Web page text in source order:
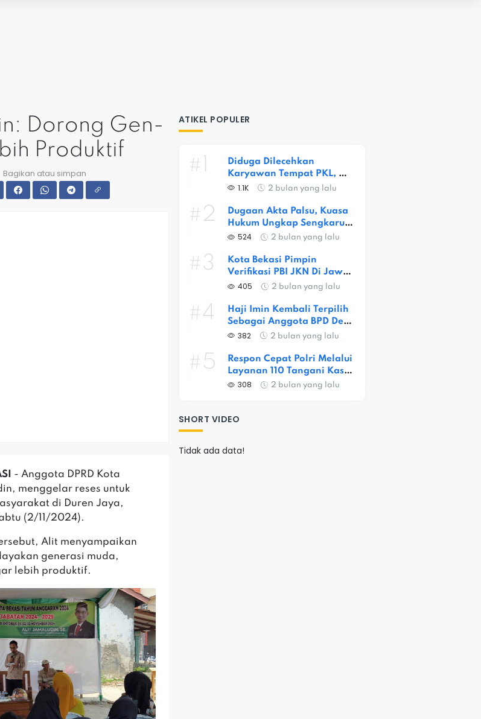
Dorong Gen-
Produktif
Bagikan atau simpan
- Anggota DPRD Kota
menggelar reses untuk
di Duren Jaya,
(2/11/2024).
Alit menyampaikan
generasi muda,
lebih produktif.
ATIKEL POPULER
#1
Diduga Dilecehkan
Karyawan Tempat PKL,
Siswi SMKN 1 Kota Bekasi
1.1K 2 bulan yang lalu
#2
Dugaan Akta Palsu, Kuasa
Hukum Ungkap Sengkarut
Lahan Ceger
524 2 bulan yang lalu
#3
Kota Bekasi Pimpin
Verifikasi PBI JKN Di Jawa
Barat, Capaian Provinsi
405 2 bulan yang lalu
#4
Haji Imin Kembali Terpilih
Sebagai Anggota BPD Desa
Satria Jaya
382 2 bulan yang lalu
#5
Respon Cepat Polri Melalui
Layanan 110 Tangani Kasus
Dugaan Pembunuhan Di
308 2 bulan yang lalu
SHORT VIDEO
Tidak ada data!